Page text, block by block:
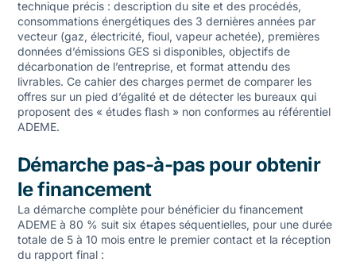
technique précis : description du site et des procédés,
consommations énergétiques des 3 dernières années par
vecteur (gaz, électricité, fioul, vapeur achetée), premières
données d’émissions GES si disponibles, objectifs de
décarbonation de l’entreprise, et format attendu des
livrables. Ce cahier des charges permet de comparer les
offres sur un pied d’égalité et de détecter les bureaux qui
proposent des « études flash » non conformes au référentiel
ADEME.
Démarche pas-à-pas pour obtenir
le financement
La démarche complète pour bénéficier du financement
ADEME à 80 % suit six étapes séquentielles, pour une durée
totale de 5 à 10 mois entre le premier contact et la réception
du rapport final :